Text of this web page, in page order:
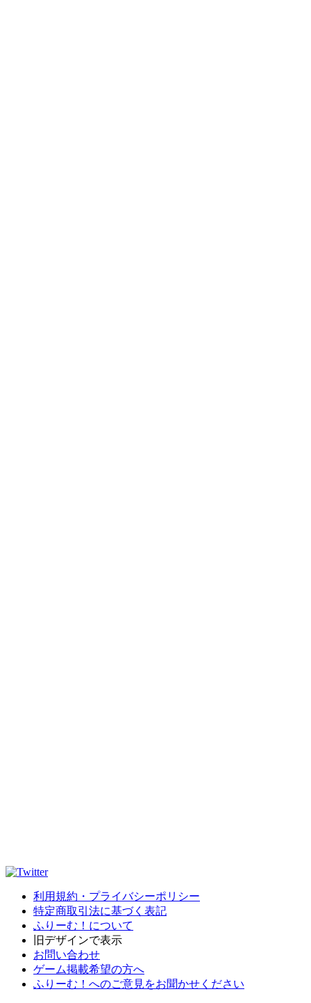
利用規約・プライバシーポリシー
特定商取引法に基づく表記
ふりーむ！について
旧デザインで表示
お問い合わせ
ゲーム掲載希望の方へ
ふりーむ！へのご意見をお聞かせください